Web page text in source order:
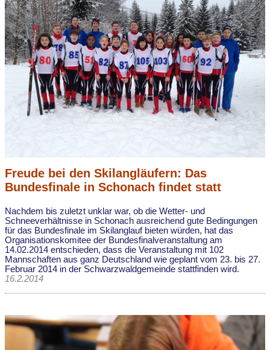
Freude bei den Skilangläufern: Das
Bundesfinale in Schonach findet statt
Nachdem bis zuletzt unklar war, ob die Wetter- und
Schneeverhältnisse in Schonach ausreichend gute Bedingungen
für das Bundesfinale im Skilanglauf bieten würden, hat das
Organisationskomitee der Bundesfinalveranstaltung am
14.02.2014 entschieden, dass die Veranstaltung mit 102
Mannschaften aus ganz Deutschland wie geplant vom 23. bis 27.
Februar 2014 in der Schwarzwaldgemeinde stattfinden wird.
16.2.2014